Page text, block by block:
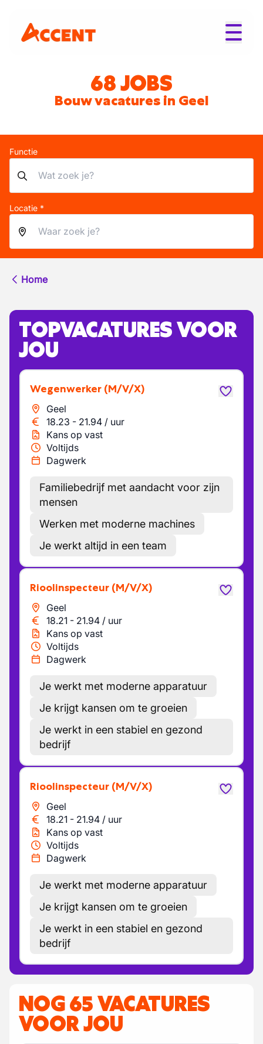
68 JOBS
Bouw vacatures in Geel
Functie
Locatie *
Home
TOPVACATURES VOOR
JOU
Wegenwerker (M/V/X)
Geel
18.23 - 21.94 / uur
Kans op vast
Voltijds
Dagwerk
Familiebedrijf met aandacht voor zijn
mensen
Werken met moderne machines
Je werkt altijd in een team
Rioolinspecteur (M/V/X)
Geel
18.21 - 21.94 / uur
Kans op vast
Voltijds
Dagwerk
Je werkt met moderne apparatuur
Je krijgt kansen om te groeien
Je werkt in een stabiel en gezond
bedrijf
Rioolinspecteur (M/V/X)
Geel
18.21 - 21.94 / uur
Kans op vast
Voltijds
Dagwerk
Je werkt met moderne apparatuur
Je krijgt kansen om te groeien
Je werkt in een stabiel en gezond
bedrijf
NOG 65 VACATURES
VOOR JOU